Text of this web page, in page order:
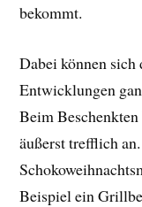
bekommt.
Dabei können sich
Entwicklungen
Beim
äußerst trefflich
Beispiel ein